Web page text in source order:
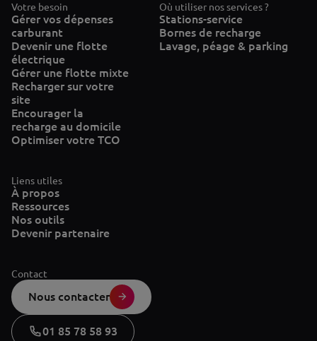
Votre besoin
Gérer vos dépenses
carburant
Devenir une flotte
électrique
Gérer une flotte mixte
Recharger sur votre
site
Encourager la
recharge au domicile
Optimiser votre TCO
Où utiliser nos services ?
Stations-service
Bornes de recharge
Lavage, péage & parking
Liens utiles
À propos
Ressources
Nos outils
Devenir partenaire
Contact
Nous contacter
01 85 78 58 93